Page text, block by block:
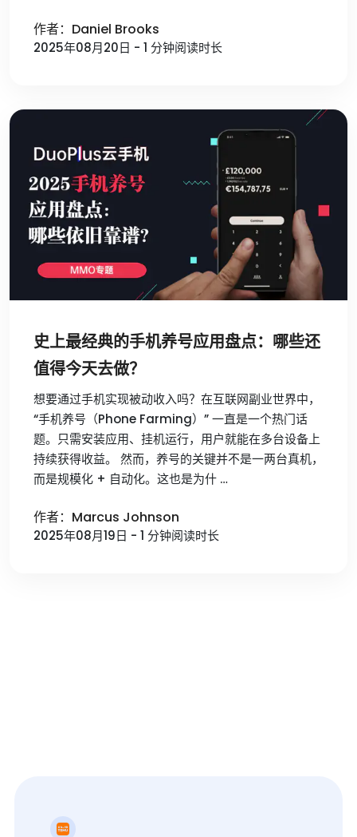
作者：Daniel Brooks
2025年08月20日 - 1 分钟阅读时长
史上最经典的手机养号应用盘点：哪些还
值得今天去做？
想要通过手机实现被动收入吗？在互联网副业世界中，
“手机养号（Phone Farming）” 一直是一个热门话
题。只需安装应用、挂机运行，用户就能在多台设备上
持续获得收益。 然而，养号的关键并不是一两台真机，
而是规模化 + 自动化。这也是为什 …
作者：Marcus Johnson
2025年08月19日 - 1 分钟阅读时长